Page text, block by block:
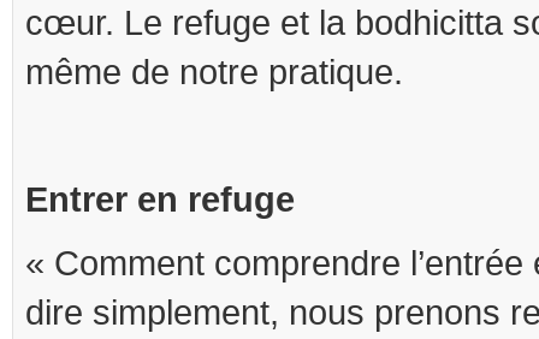
cœur. Le refuge et la bodhicitta
même de notre pratique.
Entrer en refuge
« Comment comprendre
dire simplement, nous prenons